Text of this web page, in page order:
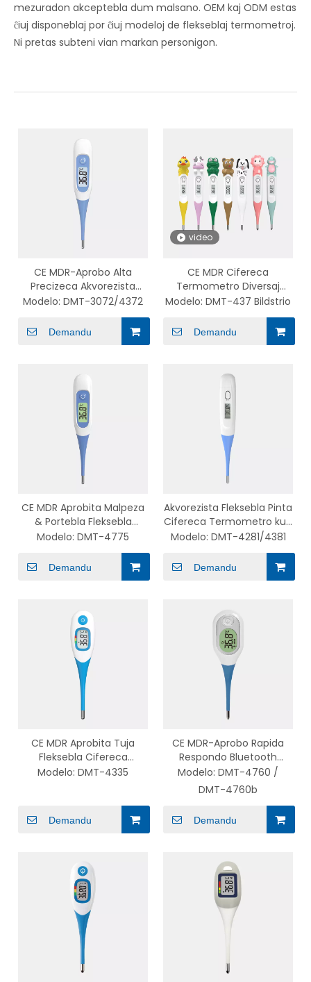
mezuradon akceptebla dum malsano. OEM kaj ODM estas
ĉiuj disponeblaj por ĉiuj modeloj de flekseblaj termometroj.
Ni pretas subteni vian markan personigon.
CE MDR-Aprobo Alta
Precizeca Akvorezista
Fleksebla Konsila
Termometro DMT-
3072/4372
Modelo: DMT-3072/4372
Demandu
video
CE MDR Cifereca
Termometro Diversaj
Koloroj Akvorezista Bebo
Termometro kun
Forprenebla Ĉapo Bildstria
Modelo: DMT-437 Bildstrio
Demandu
CE MDR Aprobita Malpeza
& Portebla Fleksebla
Konsila Termometro por
Familia Uzo DMT-4775
Modelo: DMT-4775
Demandu
Akvorezista Fleksebla Pinta
Cifereca Termometro kun
Alta Precizeco por
Plenkreskuloj kaj Infanoj
DMT-4281/4381
Modelo: DMT-4281/4381
Demandu
CE MDR Aprobita Tuja
Fleksebla Cifereca
Termometro
Modelo: DMT-4335
Demandu
CE MDR-Aprobo Rapida
Respondo Bluetooth
Elektronika Akvorezista
Termometro por Bebo
Modelo: DMT-4760 /
DMT-4760b
Demandu